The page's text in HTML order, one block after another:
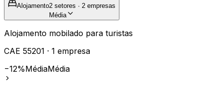
Alojamento2 setores · 2 empresas
Média
Alojamento mobilado para turistas
CAE 55201 · 1 empresa
−12%MédiaMédia